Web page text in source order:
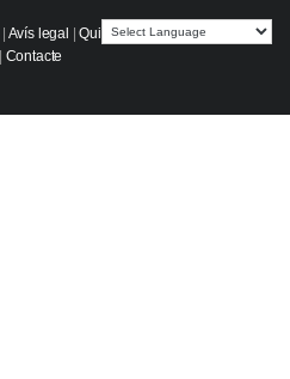
Avís legal |Qui
Contacte